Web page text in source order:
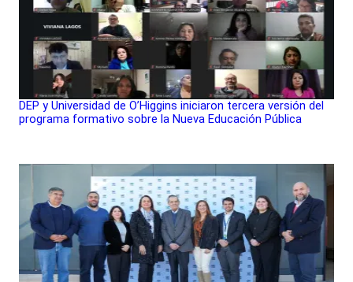
DEP y Universidad de O’Higgins iniciaron tercera versión del
programa formativo sobre la Nueva Educación Pública